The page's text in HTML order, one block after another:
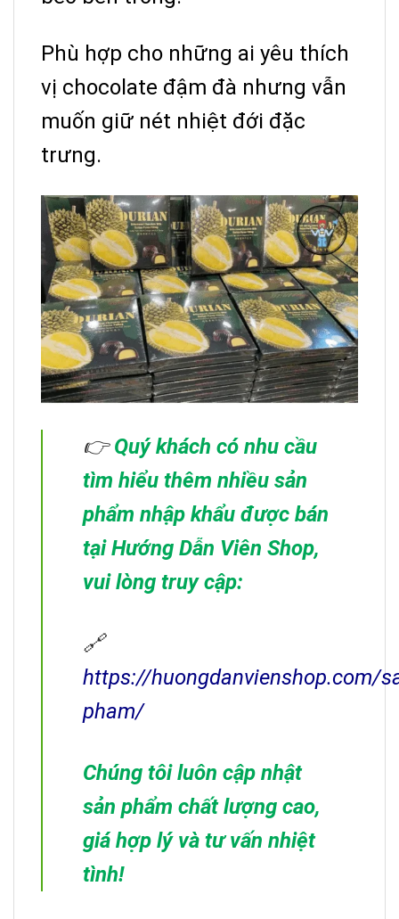
Phù hợp cho những ai yêu thích
vị chocolate đậm đà nhưng vẫn
muốn giữ nét nhiệt đới đặc
trưng.
👉Quý khách có nhu cầu
tìm hiểu thêm nhiều sản
phẩm nhập khẩu được bán
tại Hướng Dẫn Viên Shop,
vui lòng truy cập:
🔗
https://huongdanvienshop.com/
pham/
Chúng tôi luôn cập nhật
sản phẩm chất lượng cao,
giá hợp lý và tư vấn nhiệt
tình!